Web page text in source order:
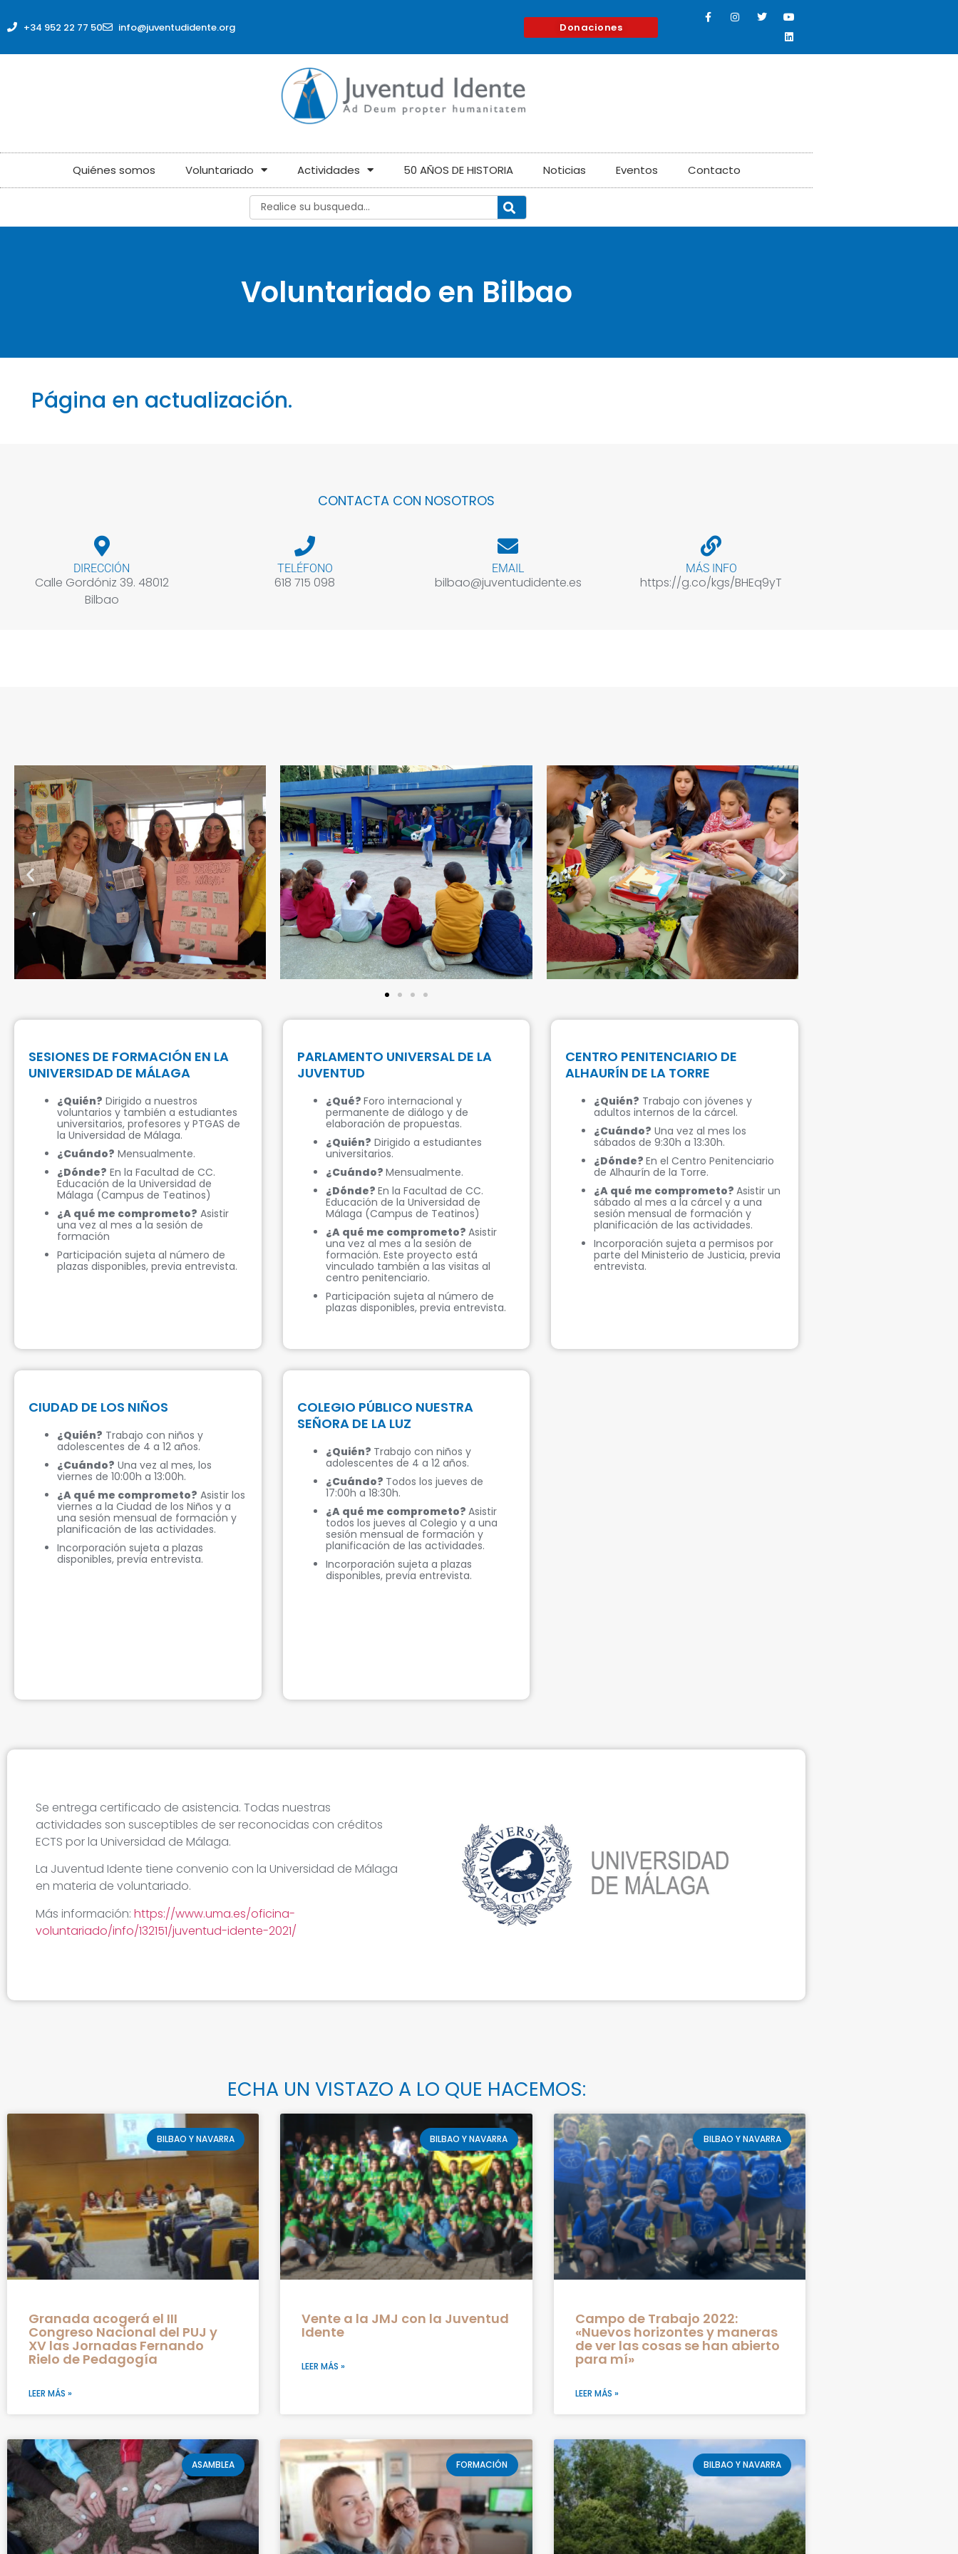
+34 952 22 77 50 info@juventudidente.org Donaciones
Quiénes somos Voluntariado Actividades 50 AÑOS DE HISTORIA Noticias Eventos Contacto
Voluntariado en Bilbao
Página en actualización.
CONTACTA CON NOSOTROS
DIRECCIÓN
Calle Gordóniz 39. 48012
Bilbao
TELÉFONO
618 715 098
EMAIL
bilbao@juventudidente.es
MÁS INFO
https://g.co/kgs/BHEq9yT
SESIONES DE FORMACIÓN EN LA
UNIVERSIDAD DE MÁLAGA
¿Quién? Dirigido a nuestros
voluntarios y también a estudiantes
universitarios, profesores y PTGAS de
la Universidad de Málaga.
¿Cuándo? Mensualmente.
¿Dónde? En la Facultad de CC.
Educación de la Universidad de
Málaga (Campus de Teatinos)
¿A qué me comprometo? Asistir
una vez al mes a la sesión de
formación
Participación sujeta al número de
plazas disponibles, previa entrevista.
PARLAMENTO UNIVERSAL DE LA
JUVENTUD
¿Qué? Foro internacional y
permanente de diálogo y de
elaboración de propuestas.
¿Quién? Dirigido a estudiantes
universitarios.
¿Cuándo? Mensualmente.
¿Dónde? En la Facultad de CC.
Educación de la Universidad de
Málaga (Campus de Teatinos)
¿A qué me comprometo? Asistir
una vez al mes a la sesión de
formación. Este proyecto está
vinculado también a las visitas al
centro penitenciario.
Participación sujeta al número de
plazas disponibles, previa entrevista.
CENTRO PENITENCIARIO DE
ALHAURÍN DE LA TORRE
¿Quién? Trabajo con jóvenes y
adultos internos de la cárcel.
¿Cuándo? Una vez al mes los
sábados de 9:30h a 13:30h.
¿Dónde?En el Centro Penitenciario
de Alhaurín de la Torre.
¿A qué me comprometo?Asistir un
sábado al mes a la cárcel y a una
sesión mensual de formación y
planificación de las actividades.
Incorporación sujeta a permisos por
parte del Ministerio de Justicia, previa
entrevista.
CIUDAD DE LOS NIÑOS
¿Quién? Trabajo con niños y
adolescentes de 4 a 12 años.
¿Cuándo? Una vez al mes, los
viernes de 10:00h a 13:00h.
¿A qué me comprometo? Asistir los
viernes a la Ciudad de los Niños y a
una sesión mensual de formación y
planificación de las actividades.
Incorporación sujeta a plazas
disponibles, previa entrevista.
COLEGIO PÚBLICO NUESTRA
SEÑORA DE LA LUZ
¿Quién? Trabajo con niños y
adolescentes de 4 a 12 años.
¿Cuándo? Todos los jueves de
17:00h a 18:30h.
¿A qué me comprometo? Asistir
todos los jueves al Colegio y a una
sesión mensual de formación y
planificación de las actividades.
Incorporación sujeta a plazas
disponibles, previa entrevista.
Se entrega certificado de asistencia. Todas nuestras
actividades son susceptibles de ser reconocidas con créditos
ECTS por la Universidad de Málaga.
La Juventud Idente tiene convenio con la Universidad de Málaga
en materia de voluntariado.
Más información: https://www.uma.es/oficina-
voluntariado/info/132151/juventud-idente-2021/
ECHA UN VISTAZO A LO QUE HACEMOS:
BILBAO Y NAVARRA
Granada acogerá el III
Congreso Nacional del PUJ y
XV las Jornadas Fernando
Rielo de Pedagogía
LEER MÁS »
BILBAO Y NAVARRA
Vente a la JMJ con la Juventud
Idente
LEER MÁS »
BILBAO Y NAVARRA
Campo de Trabajo 2022:
«Nuevos horizontes y maneras
de ver las cosas se han abierto
para mí»
LEER MÁS »
ASAMBLEA FORMACIÓN BILBAO Y NAVARRA